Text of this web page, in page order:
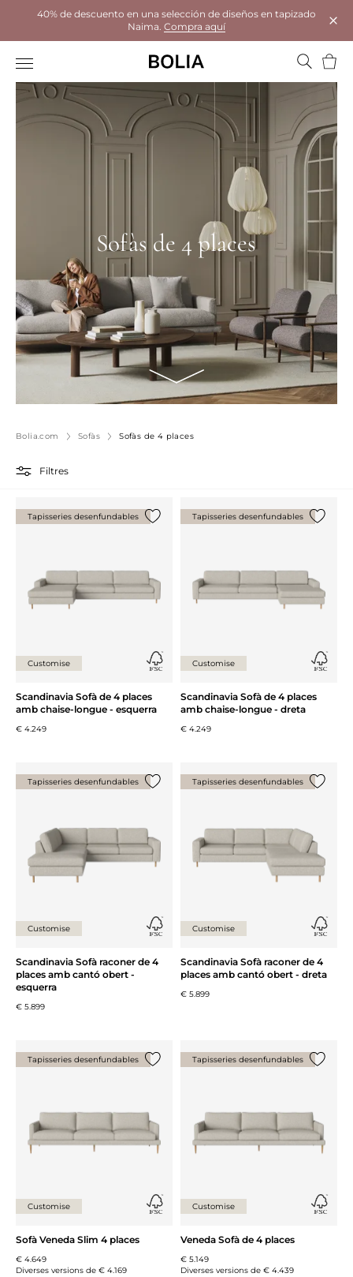
40% de descuento en una selección de diseños en tapizado
Naima. Compra aquí
Sofàs de 4 places
Bolia.com Sofàs Sofàs de 4 places
Filtres
Tapisseries desenfundables
Customise
Scandinavia Sofà de 4 places
amb chaise-longue - esquerra
€ 4.249
Tapisseries desenfundables
Customise
Scandinavia Sofà de 4 places
amb chaise-longue - dreta
€ 4.249
Tapisseries desenfundables
Customise
Scandinavia Sofà raconer de 4
places amb cantó obert -
esquerra
€ 5.899
Tapisseries desenfundables
Customise
Scandinavia Sofà raconer de 4
places amb cantó obert - dreta
€ 5.899
Tapisseries desenfundables
Customise
Sofà Veneda Slim 4 places
€ 4.649
Diverses versions de € 4.169
Tapisseries desenfundables
Customise
Veneda Sofà de 4 places
€ 5.149
Diverses versions de € 4.439